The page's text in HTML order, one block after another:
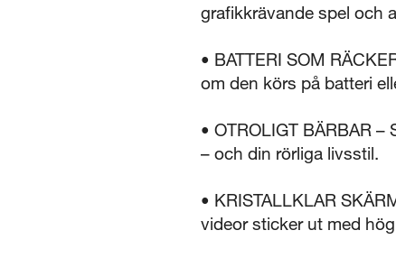
grafikkrävande spel och
• BATTERI SOM
om den körs på batteri
• OTROLIGT BÄRBAR
– och din rörliga livsstil.
• KRISTALLKLAR
videor sticker ut med